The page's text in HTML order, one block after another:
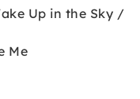
Up in the Sky /
Me